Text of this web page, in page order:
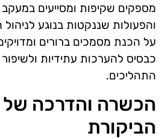
מספקים שקיפות ומסייעים במעקב
והפעולות שננקטות בנוגע
על הכנת מסמכים ברורים
כבסיס להערכות עתידיות
התהליכים.
הכשרה והדרכה של
הביקורת